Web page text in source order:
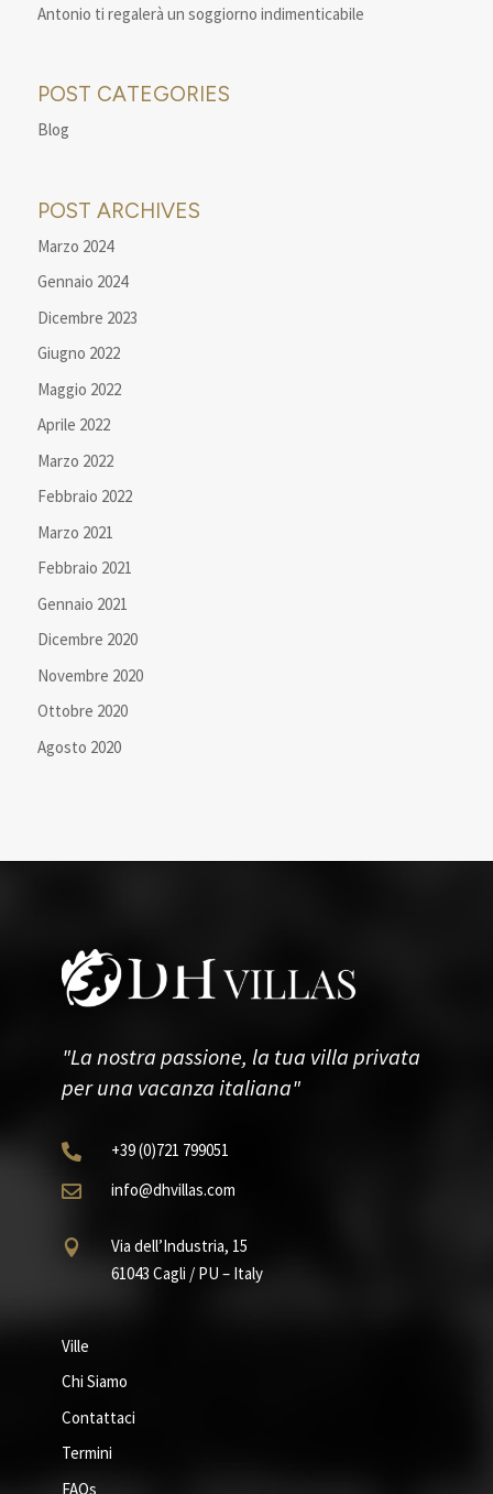
Antonio ti regalerà un soggiorno indimenticabile
POST CATEGORIES
Blog
POST ARCHIVES
Marzo 2024
Gennaio 2024
Dicembre 2023
Giugno 2022
Maggio 2022
Aprile 2022
Marzo 2022
Febbraio 2022
Marzo 2021
Febbraio 2021
Gennaio 2021
Dicembre 2020
Novembre 2020
Ottobre 2020
Agosto 2020
"La nostra passione, la tua villa privata
per una vacanza italiana"
 +39(0)721 799051
 info@dhvillas.com

Via dell’Industria, 15
61043 Cagli / PU – Italy
Ville
Chi Siamo
Contattaci
Termini
FAQs